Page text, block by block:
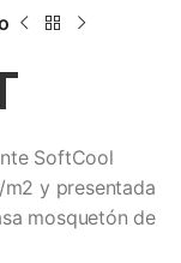
SoftCool
y presentada
mosquetón de